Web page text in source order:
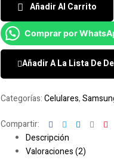
Añadir Al Carrito
Comprar por
Añadir A La Lista De
Categorías:Celulares,
Compartir: FacebookTwitterLinkedin
Descripción
Valoraciones (2)